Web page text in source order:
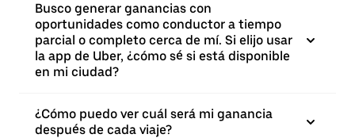
Busco generar ganancias con
oportunidades como conductor a tiempo
parcial o completo cerca de mí. Si elijo usar
la app de Uber, ¿cómo sé si está disponible
en mi ciudad?
¿Cómo puedo ver cuál será mi ganancia
después de cada viaje?